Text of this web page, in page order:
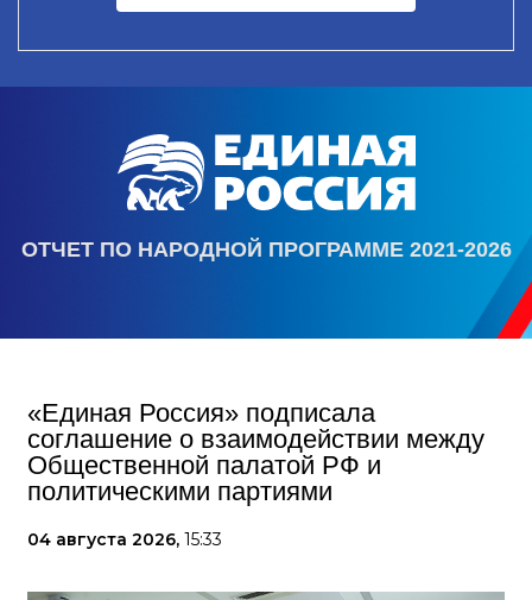
ОТЧЕТ ПО НАРОДНОЙ ПРОГРАММЕ 2021-2026
«Единая Россия» подписала
соглашение о взаимодействии между
Общественной палатой РФ и
политическими партиями
04 августа 2026, 15:33